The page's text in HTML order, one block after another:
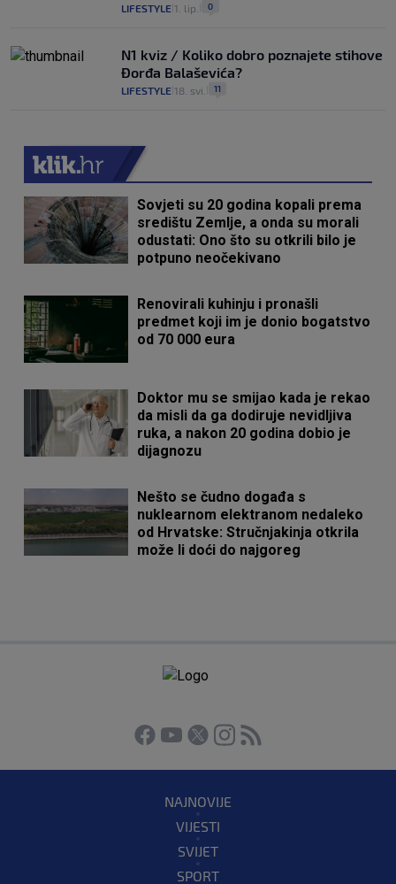
LIFESTYLE 1. lip. 0
N1 kviz / Koliko dobro poznajete stihove
Đorđa Balaševića?
LIFESTYLE 18. svi. 11
Sovjeti su 20 godina kopali prema
središtu Zemlje, a onda su morali
odustati: Ono što su otkrili bilo je
potpuno neočekivano
Renovirali kuhinju i pronašli
predmet koji im je donio bogatstvo
od 70 000 eura
Doktor mu se smijao kada je rekao
da misli da ga dodiruje nevidljiva
ruka, a nakon 20 godina dobio je
dijagnozu
Nešto se čudno događa s
nuklearnom elektranom nedaleko
od Hrvatske: Stručnjakinja otkrila
može li doći do najgoreg
NAJNOVIJE
VIJESTI
SVIJET
SPORT